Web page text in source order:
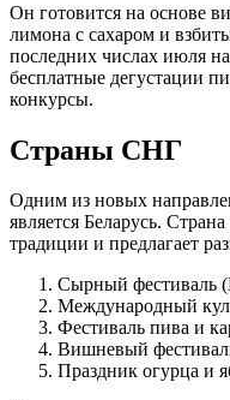
Он готовится на основе
лимона с сахаром и
последних числах июля
бесплатные дегустации
конкурсы.
Страны СНГ
Одним из новых
является Беларусь.
традиции и предлагает
Сырный фестиваль
Международный
Фестиваль пива и
Вишневый
Праздник огурца и